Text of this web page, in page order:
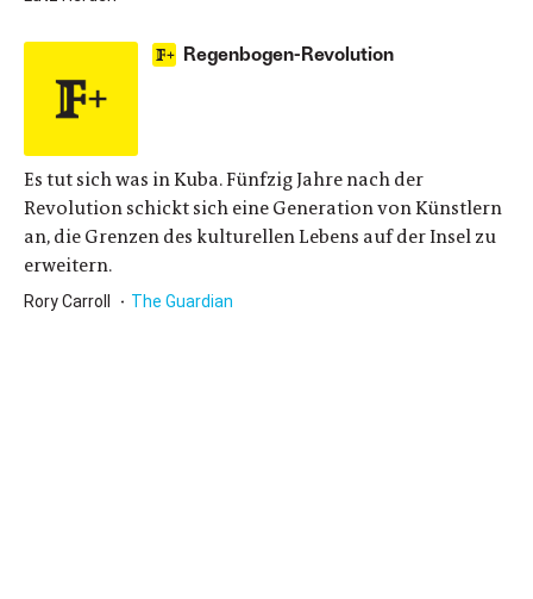
Regenbogen-Revolution
Es tut sich was in Kuba. Fünfzig Jahre nach der
Revolution schickt sich eine Generation von Künstlern
an, die Grenzen des kulturellen Lebens auf der Insel zu
erweitern.
Rory Carroll The Guardian